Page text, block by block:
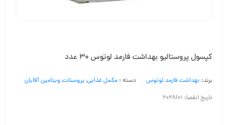
کپسول پروستالیو بهداشت فارمد لوتوس 30 عدد
برند: بهداشت فارمد لوتوس دسته : مکمل غذایی, پروستات,ویتامین آقایان
تاریخ انقضا: 2028/01